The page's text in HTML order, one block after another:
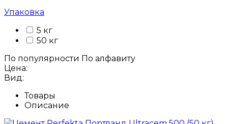
Упаковка
5 кг
50 кг
По популярности По алфавиту
Цена:
Вид:
Товары
Описание